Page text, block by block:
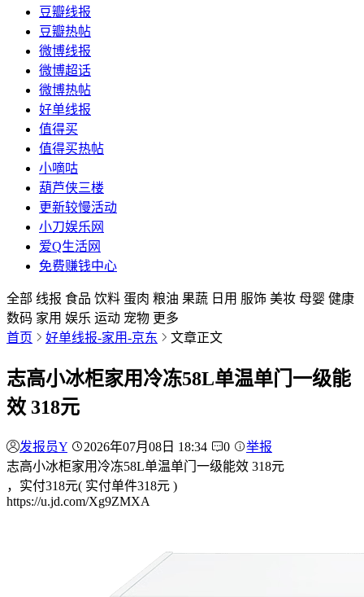
豆瓣线报
豆瓣热帖
微博线报
微博超话
微博热帖
好单线报
值得买
值得买热帖
小嘀咕
葫芦侠三楼
更新较慢活动
小刀娱乐网
爱Q生活网
免费赚钱中心
全部 线报 食品 饮料 蛋肉 粮油 果蔬 日用 服饰 美妆 母婴 健康
数码 家用 娱乐 运动 宠物 更多
首页
好单线报-家用-京东 文章正文
志高小冰柜家用冷冻58L单温单门一级能
效 318元
发报员Y 2026年07月08日 18:34 0
举报
志高小冰柜家用冷冻58L单温单门一级能效 318元
，实付318元( 实付单件318元 )
https://u.jd.com/Xg9ZMXA